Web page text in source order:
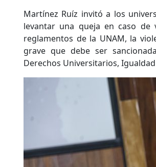
Martínez Ruíz invitó a los
levantar una queja en caso de
reglamentos de la UNAM, la
grave que debe ser
Derechos Universitarios,